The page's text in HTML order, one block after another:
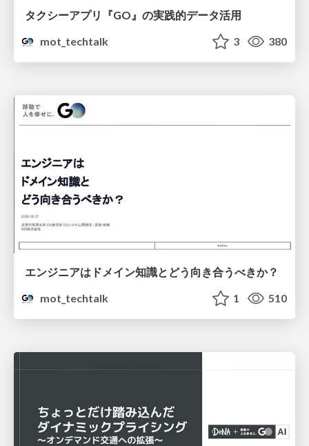
タクシーアプリ『GO』の実践的データ活用
mot_techtalk
3 380
エンジニアはドメイン知識とどう向き合うべきか？
mot_techtalk
1 510